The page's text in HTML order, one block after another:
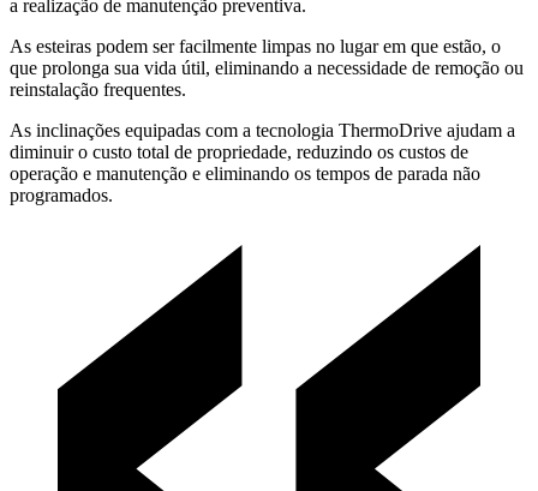
a realização de manutenção preventiva.
As esteiras podem ser facilmente limpas no lugar em que estão, o
que prolonga sua vida útil, eliminando a necessidade de remoção ou
reinstalação frequentes.
As inclinações equipadas com a tecnologia ThermoDrive ajudam a
diminuir o custo total de propriedade, reduzindo os custos de
operação e manutenção e eliminando os tempos de parada não
programados.